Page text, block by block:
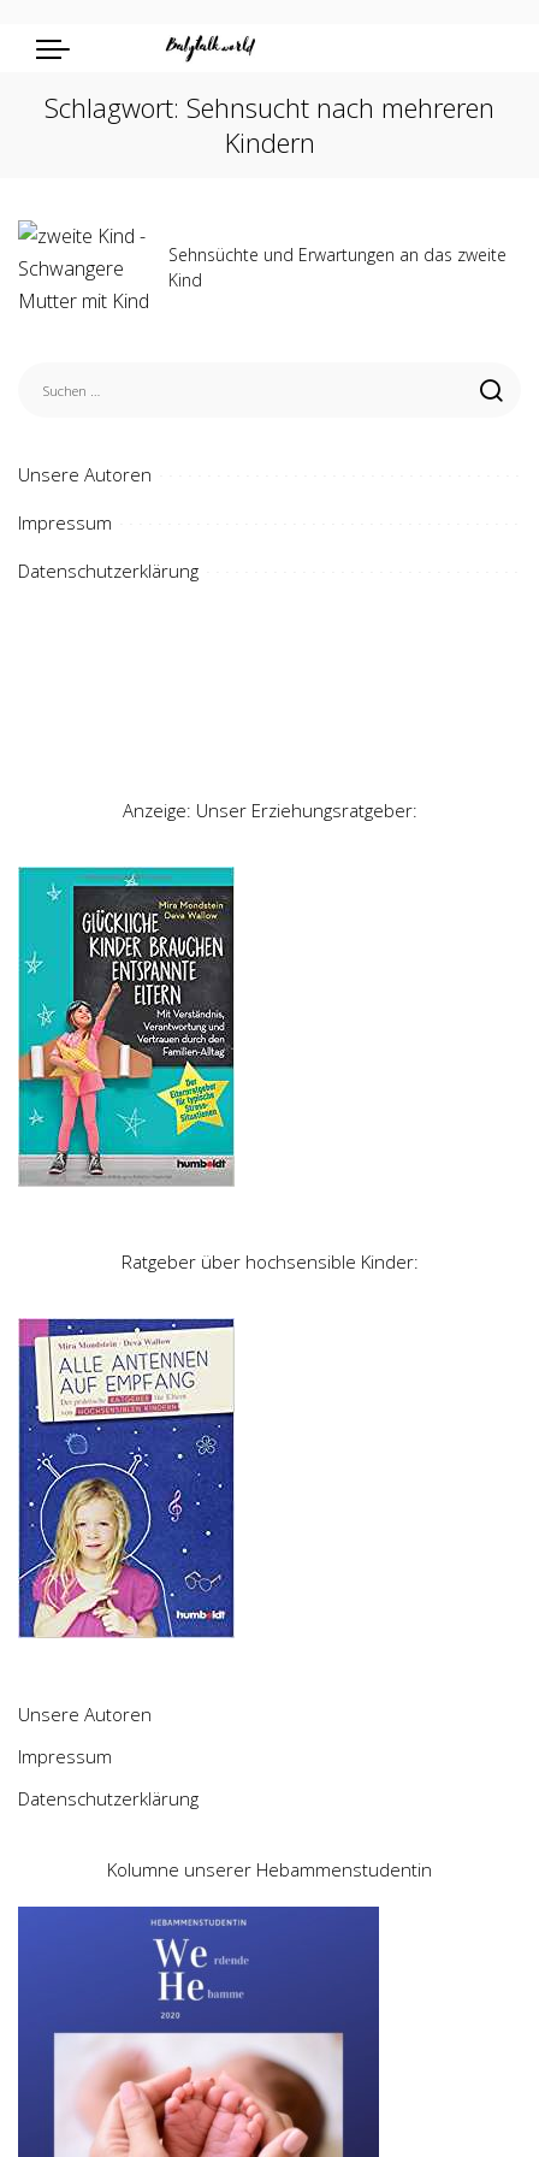
Schlagwort: Sehnsucht nach mehreren
Kindern
Sehnsüchte und Erwartungen an das zweite
Kind
Unsere Autoren
Impressum
Datenschutzerklärung
Anzeige: Unser Erziehungsratgeber:
Ratgeber über hochsensible Kinder:
Unsere Autoren
Impressum
Datenschutzerklärung
Kolumne unserer Hebammenstudentin